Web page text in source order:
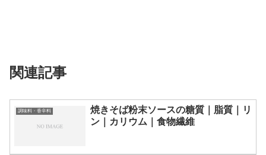
関連記事
調味料・香辛料
焼きそば粉末ソースの糖質｜脂質｜リ
ン｜カリウム｜食物繊維